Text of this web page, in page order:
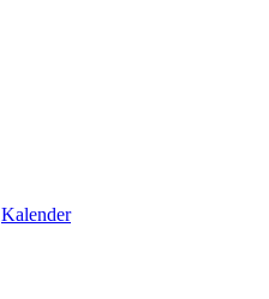
Kalender